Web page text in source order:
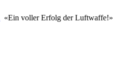
«Ein voller Erfolg der Luftwaffe!»